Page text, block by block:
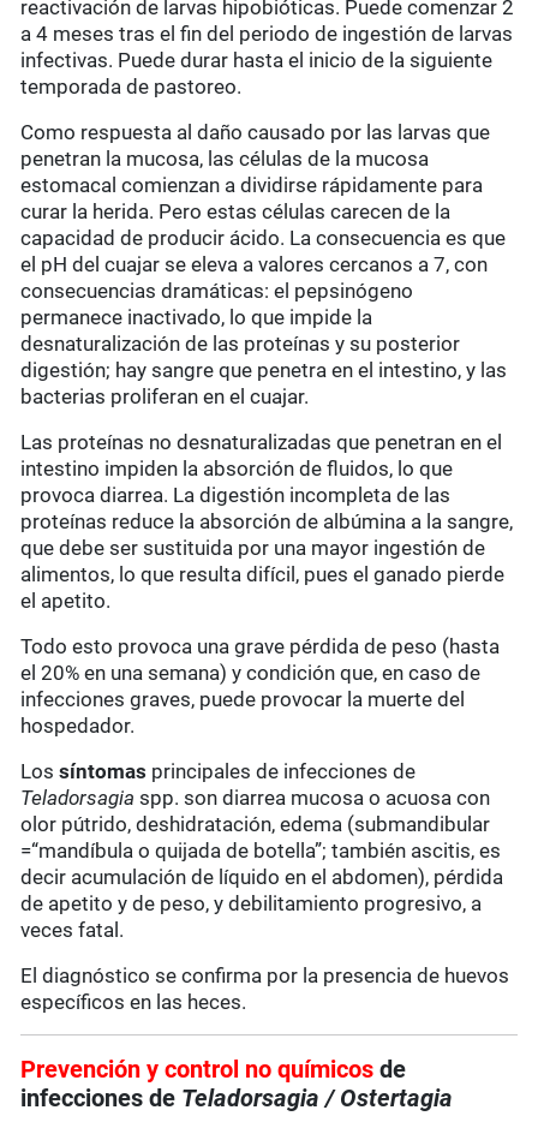
reactivación de larvas hipobióticas. Puede comenzar 2
a 4 meses tras el fin del periodo de ingestión de larvas
infectivas. Puede durar hasta el inicio de la siguiente
temporada de pastoreo.
Como respuesta al daño causado por las larvas que
penetran la mucosa, las células de la mucosa
estomacal comienzan a dividirse rápidamente para
curar la herida. Pero estas células carecen de la
capacidad de producir ácido. La consecuencia es que
el pH del cuajar se eleva a valores cercanos a 7, con
consecuencias dramáticas: el pepsinógeno
permanece inactivado, lo que impide la
desnaturalización de las proteínas y su posterior
digestión; hay sangre que penetra en el intestino, y las
bacterias proliferan en el cuajar.
Las proteínas no desnaturalizadas que penetran en el
intestino impiden la absorción de fluidos, lo que
provoca diarrea. La digestión incompleta de las
proteínas reduce la absorción de albúmina a la sangre,
que debe ser sustituida por una mayor ingestión de
alimentos, lo que resulta difícil, pues el ganado pierde
el apetito.
Todo esto provoca una grave pérdida de peso (hasta
el 20% en una semana) y condición que, en caso de
infecciones graves, puede provocar la muerte del
hospedador.
Lossíntomas principales de infecciones de
Teladorsagia spp. son diarrea mucosa o acuosa con
olor pútrido, deshidratación, edema (submandibular
=“mandíbula o quijada de botella”; también ascitis, es
decir acumulación de líquido en el abdomen), pérdida
de apetito y de peso, y debilitamiento progresivo, a
veces fatal.
El diagnóstico se confirma por la presencia de huevos
específicos en las heces.
Prevención y control no químicos de
infecciones de Teladorsagia / Ostertagia